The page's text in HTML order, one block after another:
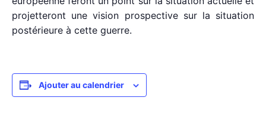
projetteront une vision prospective sur la situation
postérieure à cette guerre.
Ajouter au calendrier